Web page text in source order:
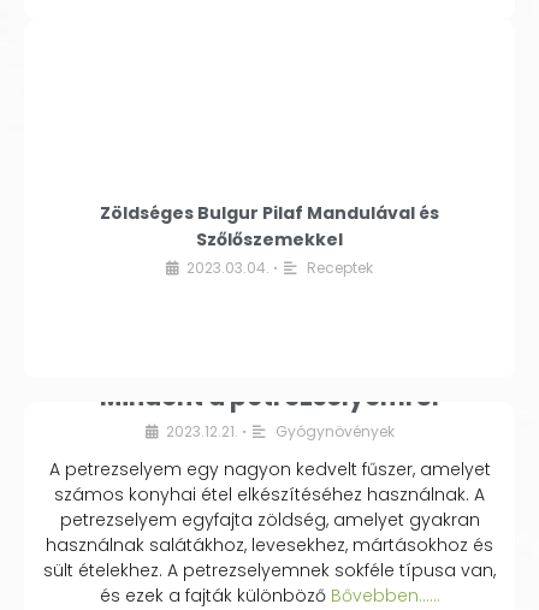
Zöldséges Bulgur Pilaf Mandulával és
Szőlőszemekkel
2023.03.04. • Receptek
Mindent a petrezselyemről
2023.12.21. • Gyógynövények
A petrezselyem egy nagyon kedvelt fűszer, amelyet
számos konyhai étel elkészítéséhez használnak. A
petrezselyem egyfajta zöldség, amelyet gyakran
használnak salátákhoz, levesekhez, mártásokhoz és
sült ételekhez. A petrezselyemnek sokféle típusa van,
és ezek a fajták különbözőBővebben...…